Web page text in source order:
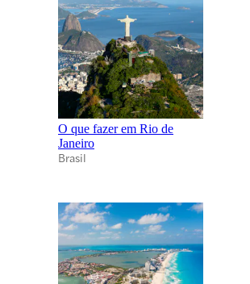
O que fazer em Rio de
Janeiro
Brasil